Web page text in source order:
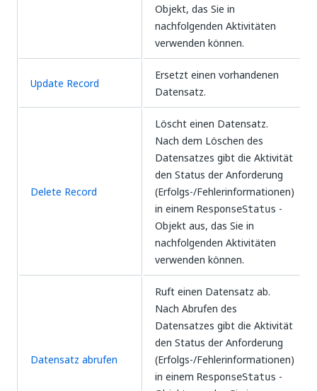
Objekt, das Sie in
nachfolgenden Aktivitäten
verwenden können.
Update Record
Ersetzt einen vorhandenen
Datensatz.
Delete Record
Löscht einen Datensatz.
Nach dem Löschen des
Datensatzes gibt die Aktivität
den Status der Anforderung
(Erfolgs-/Fehlerinformationen)
in einem ResponseStatus -
Objekt aus, das Sie in
nachfolgenden Aktivitäten
verwenden können.
Datensatz abrufen
Ruft einen Datensatz ab.
Nach Abrufen des
Datensatzes gibt die Aktivität
den Status der Anforderung
(Erfolgs-/Fehlerinformationen)
in einem ResponseStatus -